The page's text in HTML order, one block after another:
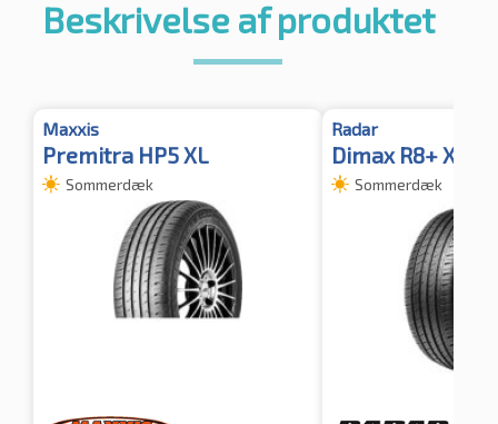
Beskrivelse af produktet
Maxxis
Premitra HP5 XL
Sommerdæk
Radar
Dimax R8+ XL
Sommerdæk